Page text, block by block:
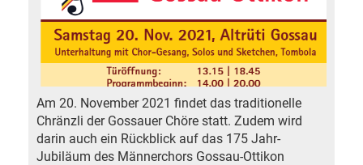
Am 20. November 2021 findet das traditionelle
Chränzli der Gossauer Chöre statt. Zudem wird
darin auch ein Rückblick auf das 175 Jahr-
Jubiläum des Männerchors Gossau-Ottikon